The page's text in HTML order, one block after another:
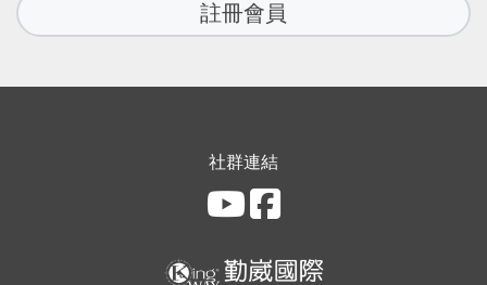
註冊會員
社群連結